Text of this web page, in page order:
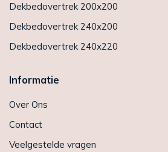
Dekbedovertrek 200x200
Dekbedovertrek 240x200
Dekbedovertrek 240x220
Informatie
Over Ons
Contact
Veelgestelde vragen